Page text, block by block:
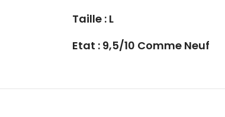
Taille : L
Etat : 9,5/10 Comme Neuf